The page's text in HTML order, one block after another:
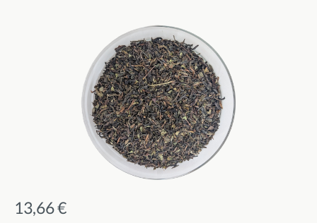
Bildergalerie überspringen
Regulärer Preis:
13,66 €